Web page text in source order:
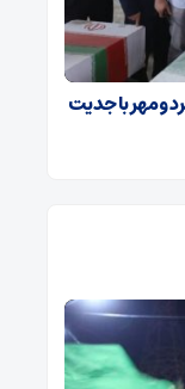
و مهر با جدیت